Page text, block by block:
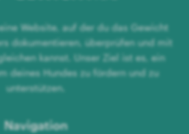
Website, auf der du das Gewicht
dokumentieren, überprüfen und mit
kannst. Unser Ziel ist es, ein
deines Hundes zu fördern und zu
unterstützen.
Navigation